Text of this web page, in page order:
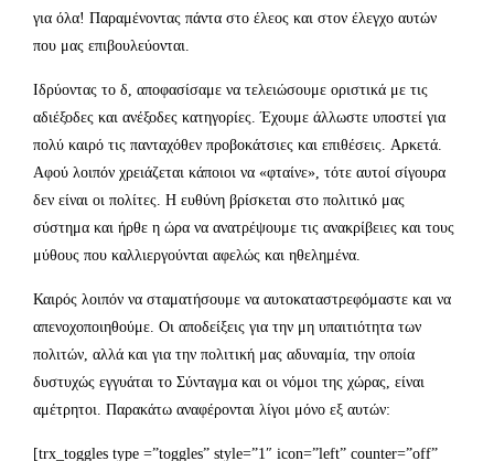
για όλα! Παραμένοντας πάντα στο έλεος και στον έλεγχο αυτών
που μας επιβουλεύονται.
Ιδρύοντας το δ, αποφασίσαμε να τελειώσουμε οριστικά με τις
αδιέξοδες και ανέξοδες κατηγορίες. Έχουμε άλλωστε υποστεί για
πολύ καιρό τις πανταχόθεν προβοκάτσιες και επιθέσεις. Αρκετά.
Αφού λοιπόν χρειάζεται κάποιοι να «φταίνε», τότε αυτοί σίγουρα
δεν είναι οι πολίτες. Η ευθύνη βρίσκεται στο πολιτικό μας
σύστημα και ήρθε η ώρα να ανατρέψουμε τις ανακρίβειες και τους
μύθους που καλλιεργούνται αφελώς και ηθελημένα.
Καιρός λοιπόν να σταματήσουμε να αυτοκαταστρεφόμαστε και να
απενοχοποιηθούμε. Οι αποδείξεις για την μη υπαιτιότητα των
πολιτών, αλλά και για την πολιτική μας αδυναμία, την οποία
δυστυχώς εγγυάται το Σύνταγμα και οι νόμοι της χώρας, είναι
αμέτρητοι. Παρακάτω αναφέρονται λίγοι μόνο εξ αυτών:
[trx_toggles type =”toggles” style=”1″ icon=”left” counter=”off”